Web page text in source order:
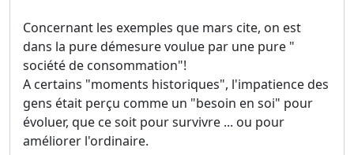
Concernant les exemples que mars cite, on est
dans la pure démesure voulue par une pure "
société de consommation"!
A certains "moments historiques", l'impatience des
gens était perçu comme un "besoin en soi" pour
évoluer, que ce soit pour survivre ... ou pour
améliorer l'ordinaire.